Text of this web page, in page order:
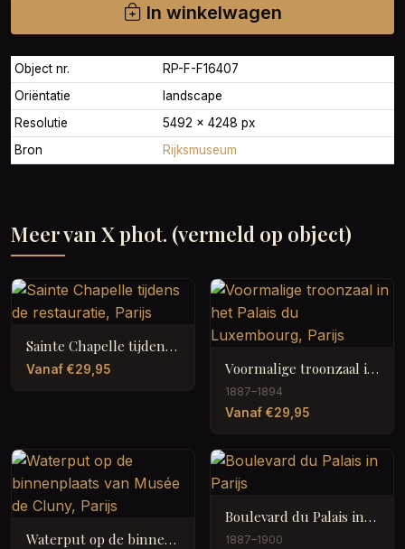
In winkelwagen
Object nr.
RP-F-F16407
Oriëntatie
landscape
Resolutie
5492 × 4248 px
Bron
Rijksmuseum
Meer van X phot. (vermeld op object)
Sainte Chapelle tijdens de restauratie, Parijs
Vanaf €29,95 Voormalige troonzaal in het Palais du Luxembourg, Parijs
1887–1894
Vanaf €29,95
Waterput op de binnenplaats van Musée de Cluny, Parijs
Boulevard du Palais in Parijs
1887–1900